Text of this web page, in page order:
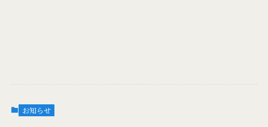
お知らせ